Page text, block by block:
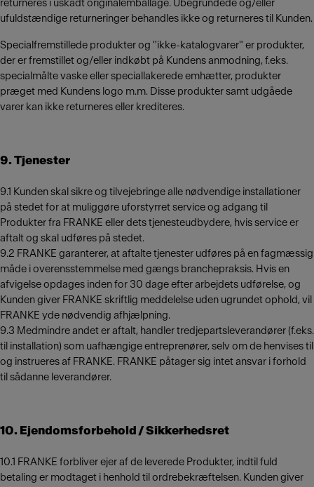
returneres i uskadt originalemballage. Ubegrundede og/eller
ufuldstændige returneringer behandles ikke og returneres til Kunden.
Specialfremstillede produkter og "ikke-katalogvarer" er produkter,
der er fremstillet og/eller indkøbt på Kundens anmodning, f.eks.
specialmålte vaske eller speciallakerede emhætter, produkter
præget med Kundens logo m.m. Disse produkter samt udgåede
varer kan ikke returneres eller krediteres.
9. Tjenester
9.1 Kunden skal sikre og tilvejebringe alle nødvendige installationer
på stedet for at muliggøre uforstyrret service og adgang til
Produkter fra FRANKE eller dets tjenesteudbydere, hvis service er
aftalt og skal udføres på stedet.
9.2 FRANKE garanterer, at aftalte tjenester udføres på en fagmæssig
måde i overensstemmelse med gængs branchepraksis. Hvis en
afvigelse opdages inden for 30 dage efter arbejdets udførelse, og
Kunden giver FRANKE skriftlig meddelelse uden ugrundet ophold, vil
FRANKE yde nødvendig afhjælpning.
9.3 Medmindre andet er aftalt, handler tredjepartsleverandører (f.eks.
til installation) som uafhængige entreprenører, selv om de henvises til
og instrueres af FRANKE. FRANKE påtager sig intet ansvar i forhold
til sådanne leverandører.
10. Ejendomsforbehold / Sikkerhedsret
10.1 FRANKE forbliver ejer af de leverede Produkter, indtil fuld
betaling er modtaget i henhold til ordrebekræftelsen. Kunden giver